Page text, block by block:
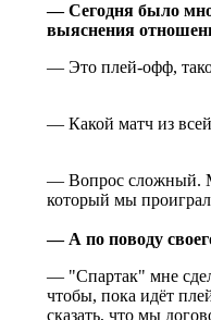
— Сегодня было
выяснения
— Это плей-офф,
— Какой матч из
— Вопрос сложный.
который мы
— А по поводу
— "Спартак" мне
чтобы, пока идёт
сказать, что мы